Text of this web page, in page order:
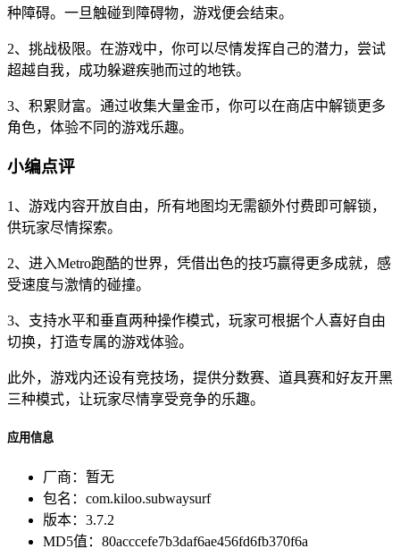
种障碍。一旦触碰到障碍物，游戏便会结束。
2、挑战极限。在游戏中，你可以尽情发挥自己的潜力，尝试
超越自我，成功躲避疾驰而过的地铁。
3、积累财富。通过收集大量金币，你可以在商店中解锁更多
角色，体验不同的游戏乐趣。
小编点评
1、游戏内容开放自由，所有地图均无需额外付费即可解锁，
供玩家尽情探索。
2、进入Metro跑酷的世界，凭借出色的技巧赢得更多成就，感
受速度与激情的碰撞。
3、支持水平和垂直两种操作模式，玩家可根据个人喜好自由
切换，打造专属的游戏体验。
此外，游戏内还设有竞技场，提供分数赛、道具赛和好友开黑
三种模式，让玩家尽情享受竞争的乐趣。
应用信息
厂商： 暂无
包名： com.kiloo.subwaysurf
版本： 3.7.2
MD5值： 80acccefe7b3daf6ae456fd6fb370f6a